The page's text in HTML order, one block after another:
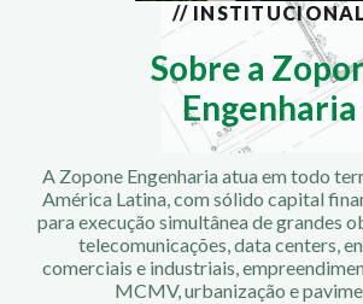
//
Sobre a
Engenharia
A Zopone Engenharia atua em todo
América Latina, com sólido capital
para execução simultânea de grandes
telecomunicações, data centers,
comerciais e industriais,
MCMV, urbanização e